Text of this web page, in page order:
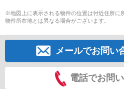
※地図上に表示される物件の位置は付近住所に
物件所在地とは異なる場合がございます。
メールでお問い
電話でお問